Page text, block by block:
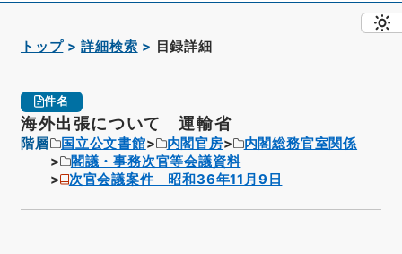
トップ 詳細検索 目録詳細
件名
海外出張について 運輸省
階層 国立公文書館 内閣官房
内閣総務官室関係
閣議・事務次官等会議資料
次官会議案件 昭和36年11月9日